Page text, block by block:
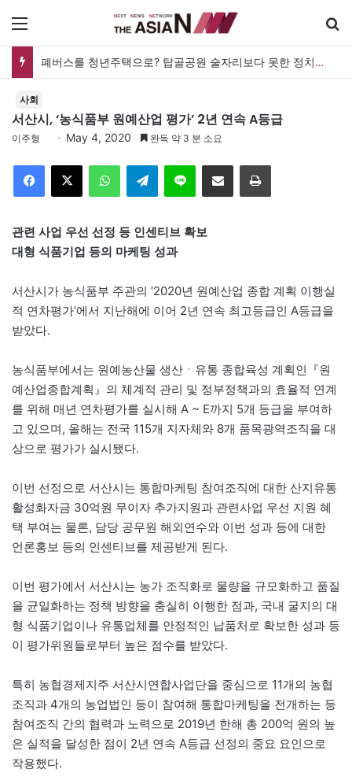
폐버스를 청년주택으로? 탑골공원 술자리보다 못한 정치의 상상력
사회
서산시, ‘농식품부 원예산업 평가’ 2년 연속 A등급
이주형 May 4, 2020 완독 약 3 분 소요
Telegram 이메일
관련 사업 우선 선정 등 인센티브 확보
대형 식품기업 등의 마케팅 성과
서산시가 농식품부 주관의 ‘2020년 원예산업 종합 계획 이행실
적 연차평가’에서 지난해에 이어 2년 연속 최고등급인 A등급을
받았다.
농식품부에서는 원예농산물 생산ㆍ유통 종합육성 계획인『원
예산업종합계획』의 체계적 관리 및 정부정책과의 효율적 연계
를 위해 매년 연차평가를 실시해 A ~ E까지 5개 등급을 부여하
고 있으며, 올해는 전국 115개 지자체와 8개 품목광역조직을 대
상으로 평가가 실시됐다.
이번 선정으로 서산시는 통합마케팅 참여조직에 대한 산지유통
활성화자금 30억원 무이자 추가지원과 관련사업 우선 지원 혜
택 부여는 물론, 담당 공무원 해외연수와 이번 성과 등에 대한
언론홍보 등의 인센티브를 제공받게 된다.
이번 평가에서 서산시는 농가 조직화로 물량을 규모화하고 품질
을 균일화하는 정책 방향을 충실히 이행한 점과, 국내 굴지의 대
형 식품기업이나 유통업체를 안정적인 납품처로 확보한 성과 등
이 평가위원들로부터 높은 점수를 받았다.
특히 농협경제지주 서산시연합사업단을 중심으로 11개의 농협
조직과 4개의 농업법인 등이 참여해 통합마케팅을 전개하는 등
참여조직 간의 협력과 노력으로 2019년 한해 총 200억 원의 높
은 실적을 달성한 점이 2년 연속 A등급 선정의 중요 요인으로
작용했다.